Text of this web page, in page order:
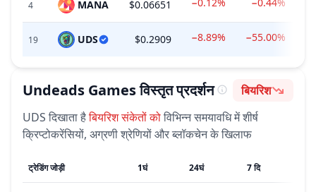
4 MANA $0.06651
19 UDS $0.2909 −8.89% −55.00%
Undeads Gamesविस्तृत प्रदर्शन भावना
बियरिश
UDS दिखाता हैबियरिशसंकेतों कोविभिन्न समयावधि में शीर्ष
क्रिप्टोकरेंसियों, अग्रणी श्रेणियों और ब्लॉकचेन के खिलाफ
ट्रेडिंग जोड़ी 1घं 24घं 7 दि